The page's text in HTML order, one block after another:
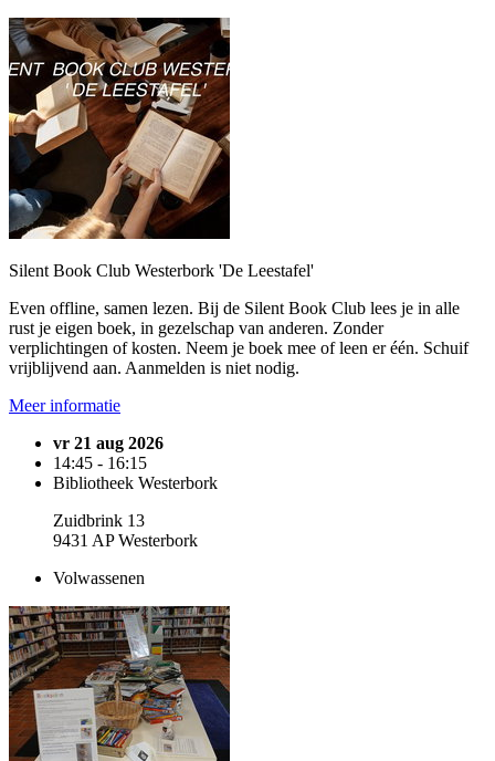
Silent Book Club Westerbork 'De Leestafel'
Even offline, samen lezen. Bij de Silent Book Club lees je in alle
rust je eigen boek, in gezelschap van anderen. Zonder
verplichtingen of kosten. Neem je boek mee of leen er één. Schuif
vrijblijvend aan. Aanmelden is niet nodig.
Meer informatie
vr 21 aug 2026
14:45 - 16:15
Bibliotheek Westerbork
Zuidbrink 13
9431 AP Westerbork
Volwassenen